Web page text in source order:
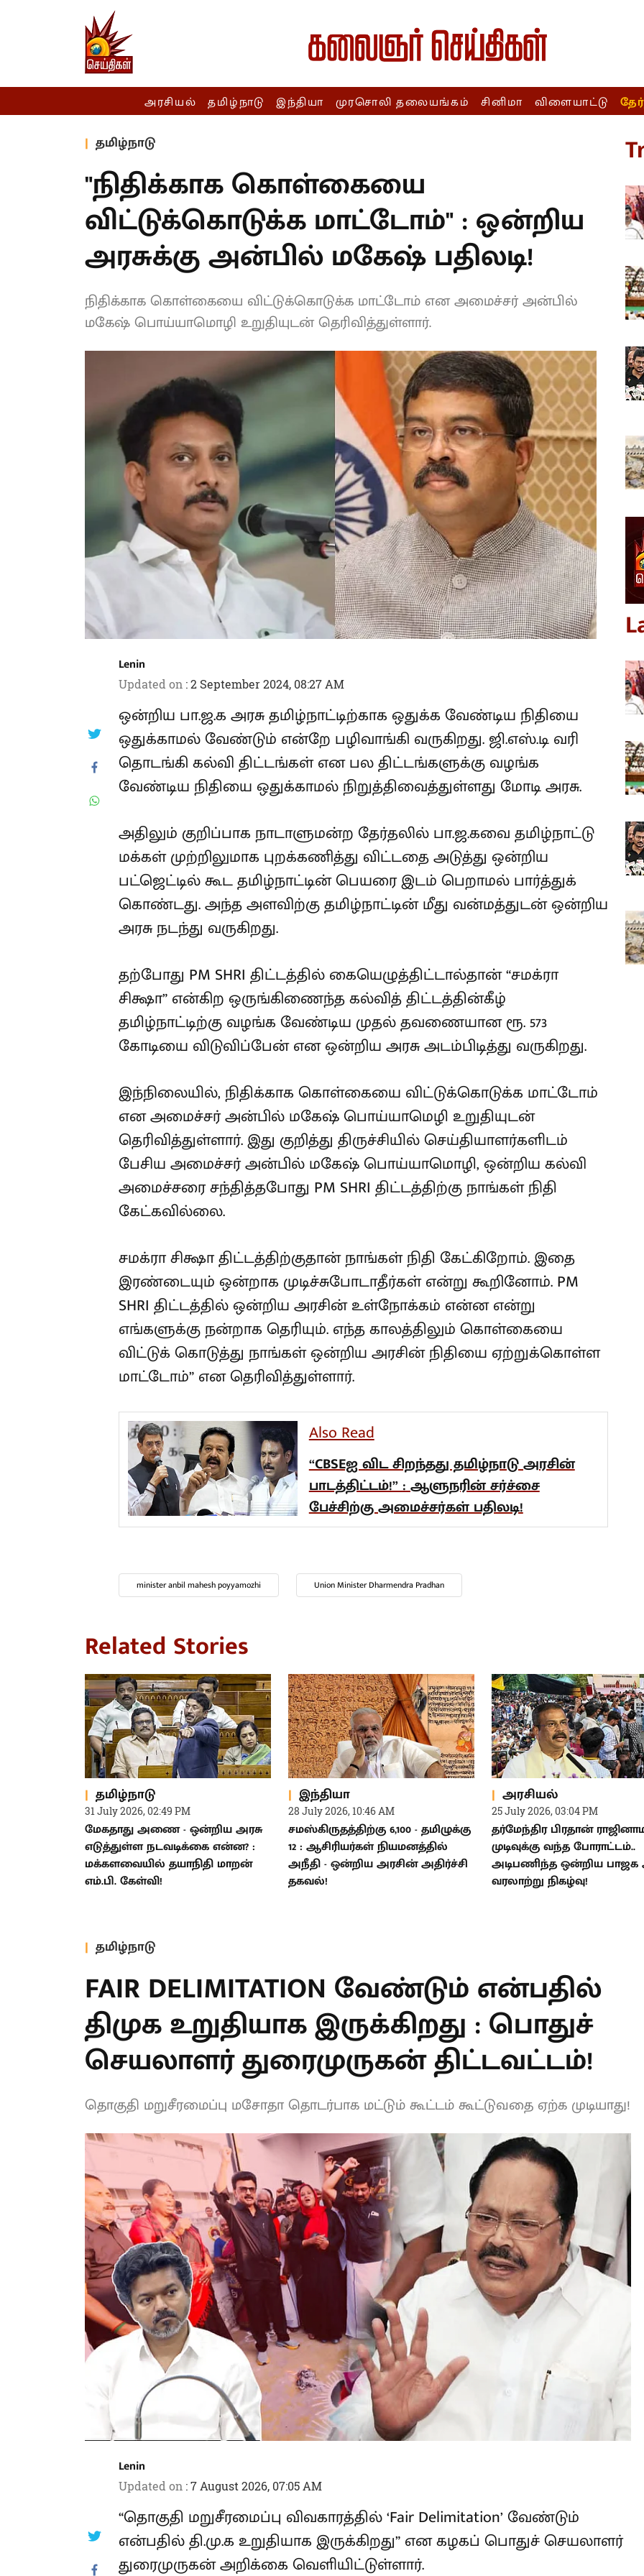
அரசியல் தமிழ்நாடு இந்தியா முரசொலி தலையங்கம் சினிமா விளையாட்டு
தமிழ்நாடு
"நிதிக்காக கொள்கையை
விட்டுக்கொடுக்க மாட்டோம்" : ஒன்றிய
அரசுக்கு அன்பில் மகேஷ் பதிலடி!
நிதிக்காக கொள்கையை விட்டுக்கொடுக்க மாட்டோம் என அமைச்சர் அன்பில்
மகேஷ் பொய்யாமொழி உறுதியுடன் தெரிவித்துள்ளார்.
Lenin
Updated on :2 September 2024, 08:27 AM
ஒன்றிய பா.ஜ.க அரசு தமிழ்நாட்டிற்காக ஒதுக்க வேண்டிய நிதியை
ஒதுக்காமல் வேண்டும் என்றே பழிவாங்கி வருகிறது. ஜி.எஸ்.டி வரி
தொடங்கி கல்வி திட்டங்கள் என பல திட்டங்களுக்கு வழங்க
வேண்டிய நிதியை ஒதுக்காமல் நிறுத்திவைத்துள்ளது மோடி அரசு.
அதிலும் குறிப்பாக நாடாளுமன்ற தேர்தலில் பா.ஜ.கவை தமிழ்நாட்டு
மக்கள் முற்றிலுமாக புறக்கணித்து விட்டதை அடுத்து ஒன்றிய
பட்ஜெட்டில் கூட தமிழ்நாட்டின் பெயரை இடம் பெறாமல் பார்த்துக்
கொண்டது. அந்த அளவிற்கு தமிழ்நாட்டின் மீது வன்மத்துடன் ஒன்றிய
அரசு நடந்து வருகிறது.
தற்போது PM SHRI திட்டத்தில் கையெழுத்திட்டால்தான் “சமக்ரா
சிக்ஷா” என்கிற ஒருங்கிணைந்த கல்வித் திட்டத்தின்கீழ்
தமிழ்நாட்டிற்கு வழங்க வேண்டிய முதல் தவணையான ரூ. 573
கோடியை விடுவிப்பேன் என ஒன்றிய அரசு அடம்பிடித்து வருகிறது.
இந்நிலையில், நிதிக்காக கொள்கையை விட்டுக்கொடுக்க மாட்டோம்
என அமைச்சர் அன்பில் மகேஷ் பொய்யாமெழி உறுதியுடன்
தெரிவித்துள்ளார். இது குறித்து திருச்சியில் செய்தியாளர்களிடம்
பேசிய அமைச்சர் அன்பில் மகேஷ் பொய்யாமொழி, ஒன்றிய கல்வி
அமைச்சரை சந்தித்தபோது PM SHRI திட்டத்திற்கு நாங்கள் நிதி
கேட்கவில்லை.
சமக்ரா சிக்ஷா திட்டத்திற்குதான் நாங்கள் நிதி கேட்கிறோம். இதை
இரண்டையும் ஒன்றாக முடிச்சுபோடாதீர்கள் என்று கூறினோம். PM
SHRI திட்டத்தில் ஒன்றிய அரசின் உள்நோக்கம் என்ன என்று
எங்களுக்கு நன்றாக தெரியும். எந்த காலத்திலும் கொள்கையை
விட்டுக் கொடுத்து நாங்கள் ஒன்றிய அரசின் நிதியை ஏற்றுக்கொள்ள
மாட்டோம்” என தெரிவித்துள்ளார்.
Also Read
“CBSEஐ விட சிறந்தது தமிழ்நாடு அரசின்
பாடத்திட்டம்!” : ஆளுநரின் சர்ச்சை
பேச்சிற்கு அமைச்சர்கள் பதிலடி!
minister anbil mahesh poyyamozhi Union Minister Dharmendra Pradhan
Related Stories
தமிழ்நாடு
31 July 2026, 02:49 PM
மேகதாது அணை - ஒன்றிய அரசு
எடுத்துள்ள நடவடிக்கை என்ன? :
மக்களவையில் தயாநிதி மாறன்
எம்.பி. கேள்வி!
இந்தியா
28 July 2026, 10:46 AM
சமஸ்கிருதத்திற்கு 6,100 - தமிழுக்கு
12 : ஆசிரியர்கள் நியமனத்தில்
அநீதி - ஒன்றிய அரசின் அதிர்ச்சி
தகவல்!
அரசியல்
25 July 2026, 03:04 PM
தர்மேந்திர பிரதான்
முடிவுக்கு வந்த போராட்டம்..
அடிபணிந்த ஒன்றிய பாஜக
வரலாற்று நிகழ்வு!
தமிழ்நாடு
FAIR DELIMITATION வேண்டும்
என்பதில் திமுக உறுதியாக
இருக்கிறது : பொதுச் செயலாளர்
துரைமுருகன் திட்டவட்டம்!
தொகுதி மறுசீரமைப்பு மசோதா தொடர்பாக மட்டும் கூட்டம் கூட்டுவதை ஏற்க
Updated on :7 August 2026, 07:05 AM
“தொகுதி மறுசீரமைப்பு விவகாரத்தில் ‘Fair Delimitation’ வேண்டும்